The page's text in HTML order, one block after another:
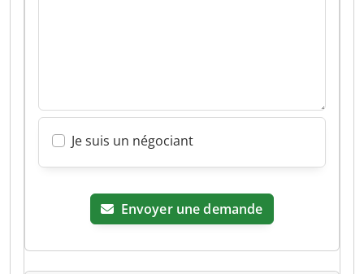
Je suis un négociant
Envoyer une demande